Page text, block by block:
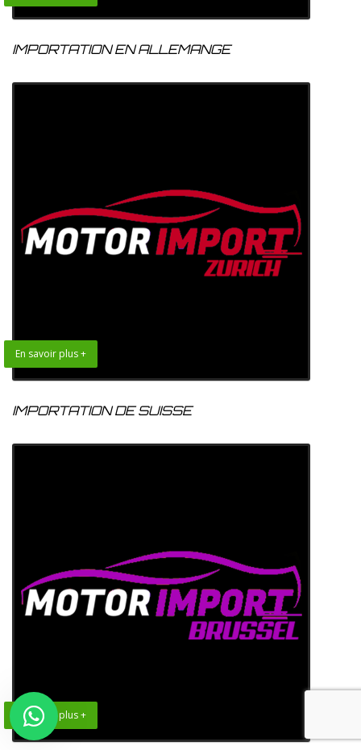
IMPORTATION EN ALLEMANGE
En savoir plus +
IMPORTATION DE SUISSE
En savoir plus +